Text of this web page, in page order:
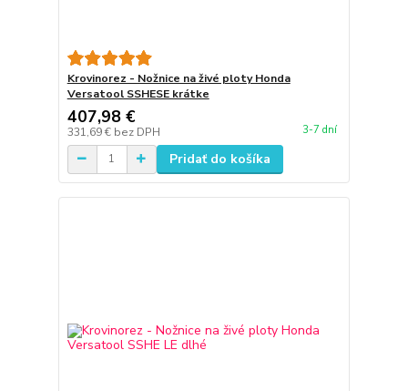
Krovinorez - Nožnice na živé ploty Honda
Versatool SSHESE krátke
407,98 €
331,69 € bez DPH 3-7 dní
Pridať do košíka